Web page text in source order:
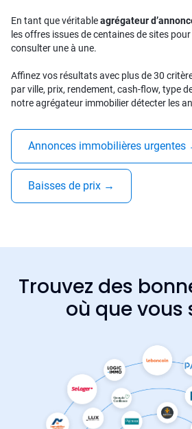
En tant que véritableagrégateur
les offres issues de centaines de sites
consulter une à une.
Affinez vos résultats avec plus de 30
par ville, prix, rendement, cash-flow, type
notre agrégateur immobilier détecter les
Annonces immobilières urgentes
Baisses de prix →
Trouvez des
où que vous